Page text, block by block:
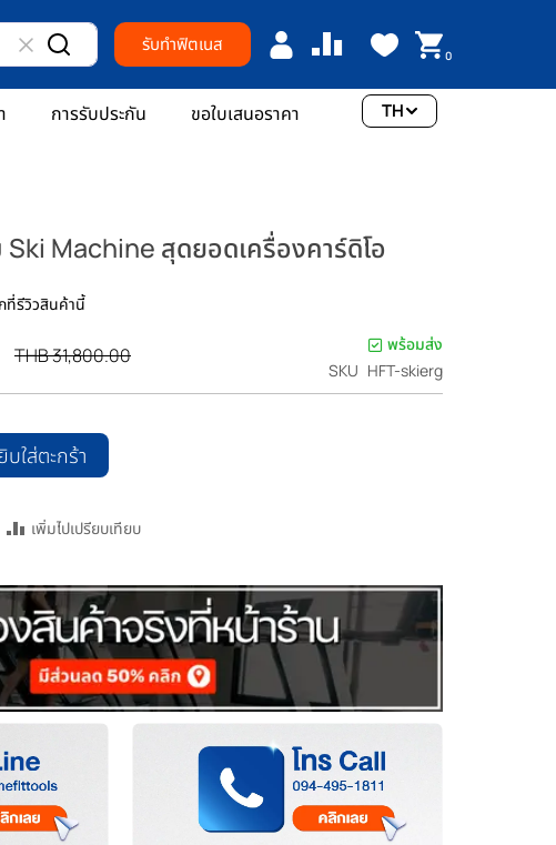
รับทำฟิตเนส 0
การรับประกัน ขอใบเสนอราคา TH
Ski Machine สุดยอดเครื่องคาร์ดิโอ
ที่รีวิวสินค้านี้
ราคา
ปรกติ
THB 31,800.00
พร้อมส่ง
SKU HFT-skierg
บใส่ตะกร้า
เพิ่มไปเปรียบเทียบ